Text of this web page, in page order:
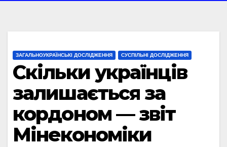
ЗАГАЛЬНОУКРАЇНСЬКІ ДОСЛІДЖЕННЯ СУСПІЛЬНІ ДОСЛІДЖЕННЯ
Скільки українців
залишається за
кордоном — звіт
Мінекономіки